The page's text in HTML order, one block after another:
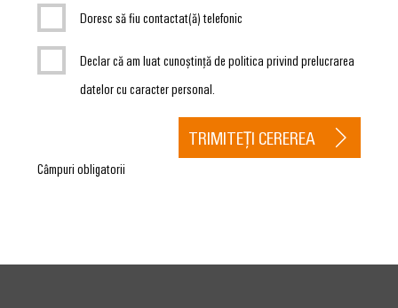
Doresc să fiu contactat(ă) telefonic
Declar că am luat cunoștință de politica privind prelucrarea
datelor cu caracter personal.
Câmpuri obligatorii
TRIMITEȚI CEREREA